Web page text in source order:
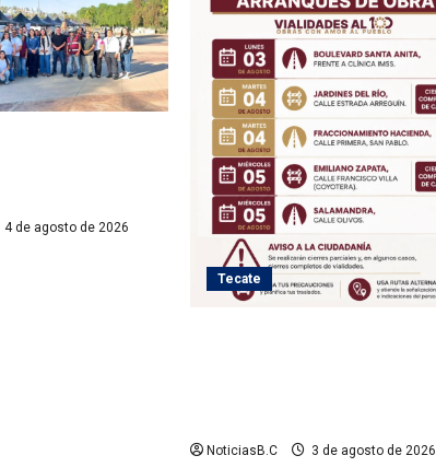
4 de agosto de 2026
Tecate
NoticiasB.C 3 de agosto de 2026